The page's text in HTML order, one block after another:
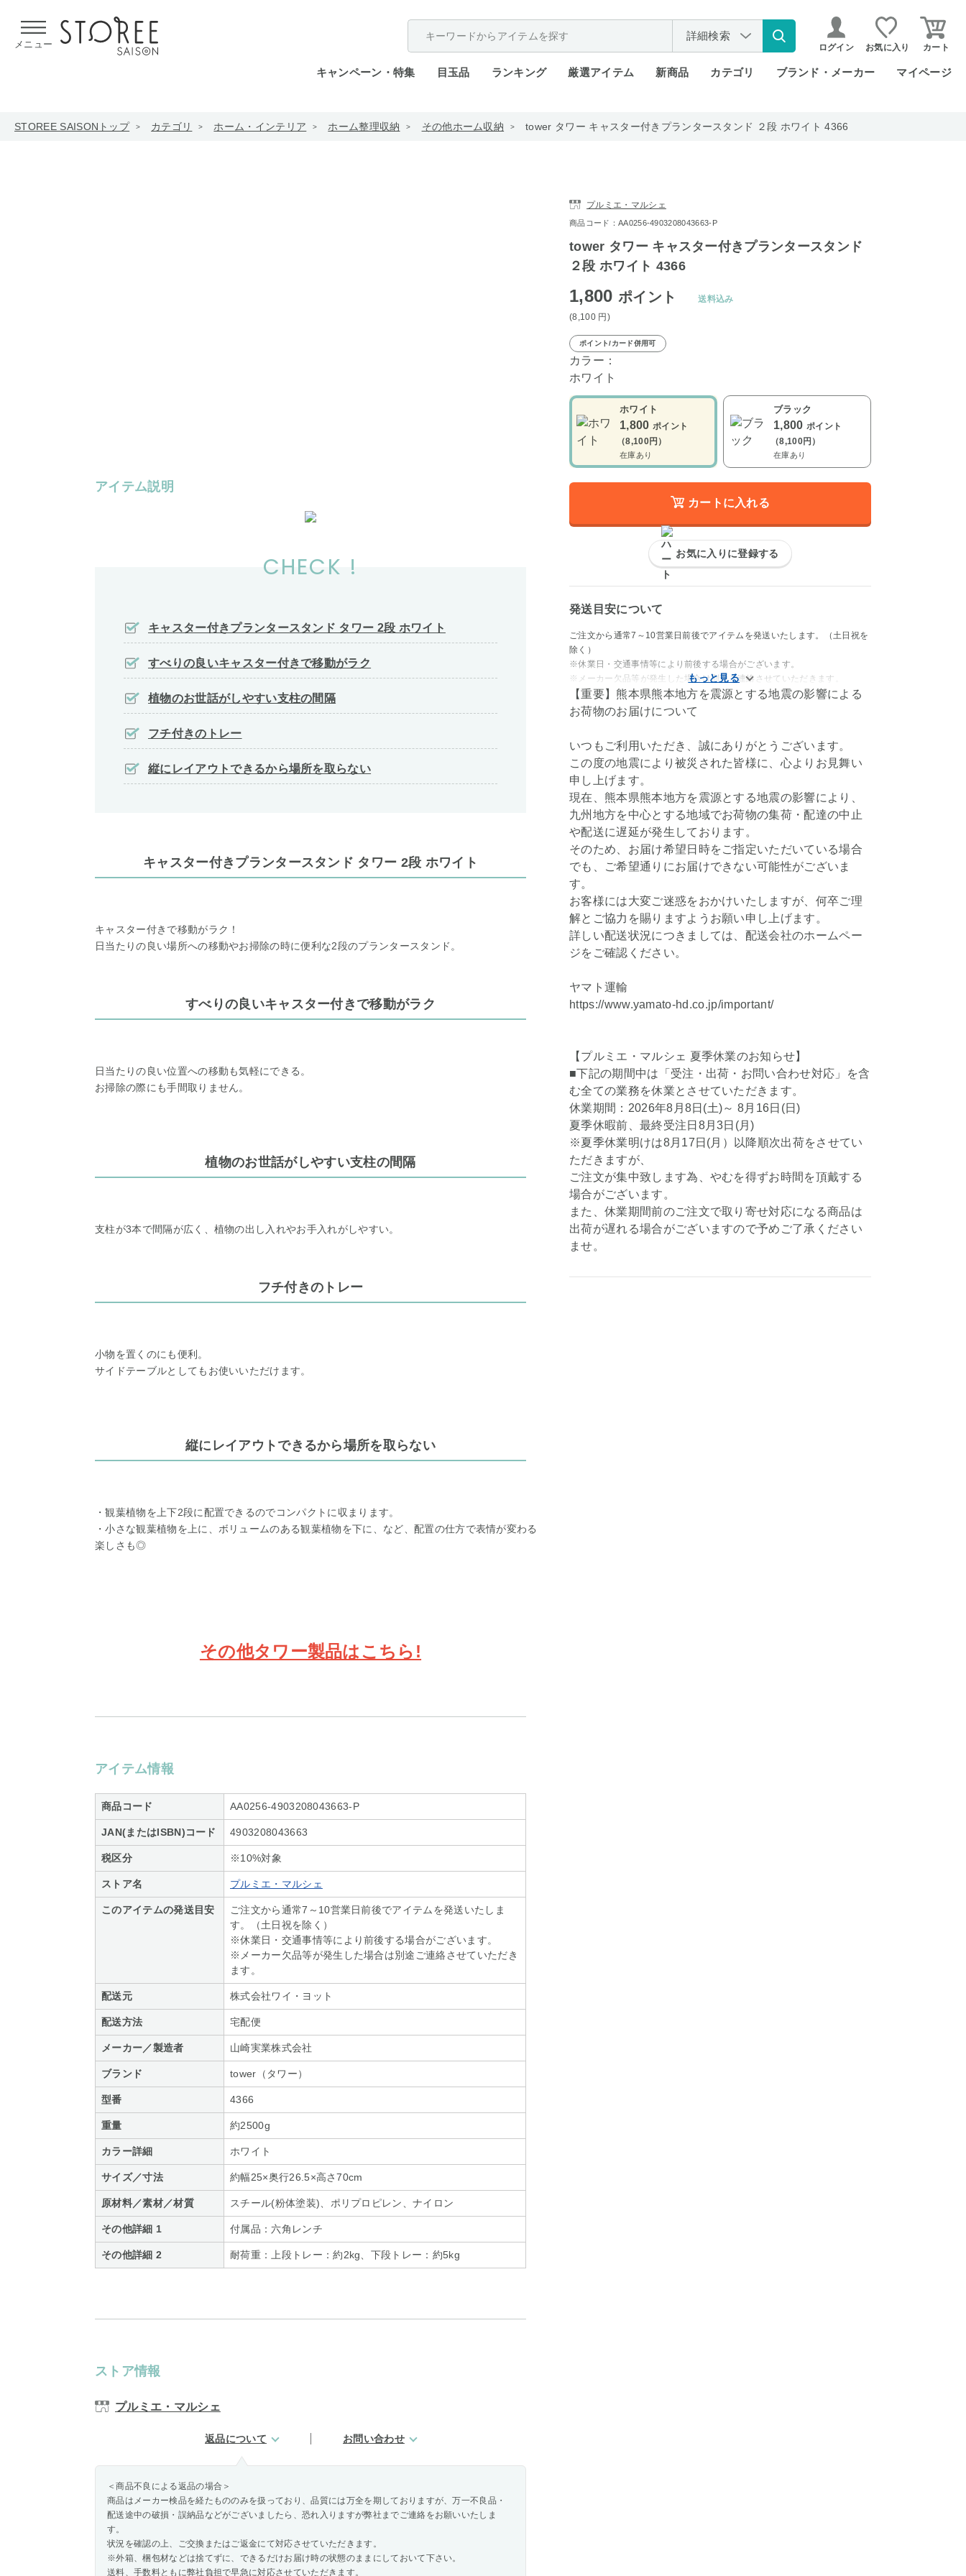
メニュー
詳細検索
ログイン お気に入り カート
キャンペーン・特集 目玉品 ランキング 厳選アイテム 新商品 カテゴリ ブランド・メーカー マイページ
STOREE SAISONトップ カテゴリ ホーム・インテリア ホーム整理収納 その他ホーム収納 tower タワー キャスター付きプランタースタンド ２段 ホワイト 4366
アイテム説明
CHECK !
キャスター付きプランタースタンド タワー 2段 ホワイト
すべりの良いキャスター付きで移動がラク
植物のお世話がしやすい支柱の間隔
フチ付きのトレー
縦にレイアウトできるから場所を取らない
キャスター付きプランタースタンド タワー 2段 ホワイト
キャスター付きで移動がラク！
日当たりの良い場所への移動やお掃除の時に便利な2段のプランタースタンド。
すべりの良いキャスター付きで移動がラク
日当たりの良い位置への移動も気軽にできる。
お掃除の際にも手間取りません。
植物のお世話がしやすい支柱の間隔
支柱が3本で間隔が広く、植物の出し入れやお手入れがしやすい。
フチ付きのトレー
小物を置くのにも便利。
サイドテーブルとしてもお使いいただけます。
縦にレイアウトできるから場所を取らない
・観葉植物を上下2段に配置できるのでコンパクトに収まります。
・小さな観葉植物を上に、ボリュームのある観葉植物を下に、など、配置の仕方で表情が変わる
楽しさも◎
その他タワー製品はこちら!
アイテム情報
商品コード AA0256-4903208043663-P
JAN(またはISBN)コード 4903208043663
税区分 ※10%対象
ストア名 プルミエ・マルシェ
このアイテムの発送目安
ご注文から通常7～10営業日前後でアイテムを発送いたしま
す。（土日祝を除く）
※休業日・交通事情等により前後する場合がございます。
※メーカー欠品等が発生した場合は別途ご連絡させていただき
ます。
配送元 株式会社ワイ・ヨット
配送方法 宅配便
メーカー／製造者 山崎実業株式会社
ブランド tower（タワー）
型番 4366
重量 約2500g
カラー詳細 ホワイト
サイズ／寸法 約幅25×奥行26.5×高さ70cm
原材料／素材／材質 スチール(粉体塗装)、ポリプロピレン、ナイロン
その他詳細 1 付属品：六角レンチ
その他詳細 2 耐荷重：上段トレー：約2kg、下段トレー：約5kg
ストア情報
プルミエ・マルシェ
返品について お問い合わせ
＜商品不良による返品の場合＞
商品はメーカー検品を経たもののみを扱っており、品質には万全を期しておりますが、万一不良品・
配送途中の破損・誤納品などがございましたら、恐れ入りますが弊社までご連絡をお願いいたしま
す。
状況を確認の上、ご交換またはご返金にて対応させていただきます。
※外箱、梱包材などは捨てずに、できるだけお届け時の状態のままにしておいて下さい。
送料、手数料ともに弊社負担で早急に対応させていただきます。
プルミエ・マルシェ
商品コード：AA0256-4903208043663-P
tower タワー キャスター付きプランタースタンド
２段 ホワイト 4366
1,800 ポイント
(8,100 円 )
送料込み
ポイント/カード併用可
カラー：
ホワイト
ホワイト
1,800 ポイント
（8,100円）
在庫あり
ブラック
1,800 ポイント
（8,100円）
在庫あり
カートに入れる
お気に入りに登録する
発送目安について
ご注文から通常7～10営業日前後でアイテムを発送いたします。（土日祝を
除く）
※休業日・交通事情等により前後する場合がございます。
※メーカー欠品等が発生した場合は別途ご連絡させていただきます。
【重要】熊本県熊本地方を震源とする地震の影響による
お荷物のお届けについて
いつもご利用いただき、誠にありがとうございます。
この度の地震により被災された皆様に、心よりお見舞い
申し上げます。
現在、熊本県熊本地方を震源とする地震の影響により、
九州地方を中心とする地域でお荷物の集荷・配達の中止
や配送に遅延が発生しております。
そのため、お届け希望日時をご指定いただいている場合
でも、ご希望通りにお届けできない可能性がございま
す。
お客様には大変ご迷惑をおかけいたしますが、何卒ご理
解とご協力を賜りますようお願い申し上げます。
詳しい配送状況につきましては、配送会社のホームペー
ジをご確認ください。
ヤマト運輸
https://www.yamato-hd.co.jp/important/
【プルミエ・マルシェ 夏季休業のお知らせ】
■下記の期間中は「受注・出荷・お問い合わせ対応」を含
む全ての業務を休業とさせていただきます。
休業期間：2026年8月8日(土)～ 8月16日(日)
夏季休暇前、最終受注日8月3日(月)
※夏季休業明けは8月17日(月）以降順次出荷をさせてい
ただきますが、
ご注文が集中致します為、やむを得ずお時間を頂戴する
場合がございます。
また、休業期間前のご注文で取り寄せ対応になる商品は
出荷が遅れる場合がございますので予めご了承ください
ませ。